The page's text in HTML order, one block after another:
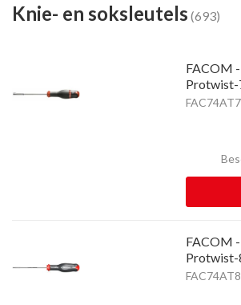
Knie- en soksleutels (693)
FACOM
Protwist-
FAC74AT7
FACOM
Protwist-
FAC74AT8